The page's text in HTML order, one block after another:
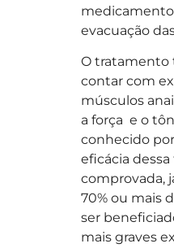
evacuação
O tratamento
contar com
músculos
a força e o
conhecido por
eficácia
comprovada,
70% ou mais
ser
mais graves